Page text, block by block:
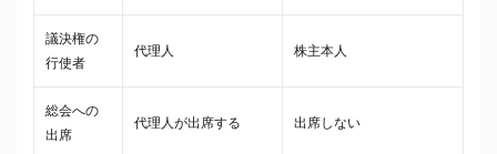
議決権の
行使者
代理人 株主本人
総会への
出席
代理人が出席する 出席しない